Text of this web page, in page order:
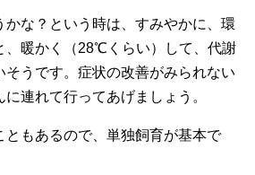
かな？という時は、すみやかに、環
、暖かく（28℃くらい）して、代謝
そうです。症状の改善がみられない
連れて行ってあげましょう。
ともあるので、単独飼育が基本で